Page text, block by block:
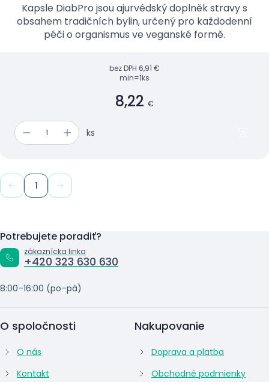
Kapsle DiabPro jsou ajurvédský doplněk stravy s
obsahem tradičních bylin, určený pro každodenní
péči o organismus ve veganské formě.
bez DPH 6,91 €
min=1ks
8,22 €
ks
1
Potrebujete poradiť?
zákaznícka linka
+420 323 630 630
8:00–16:00 (po–pá)
O spoločnosti
O nás
Kontakt
Nakupovanie
Doprava a platba
Obchodné podmienky